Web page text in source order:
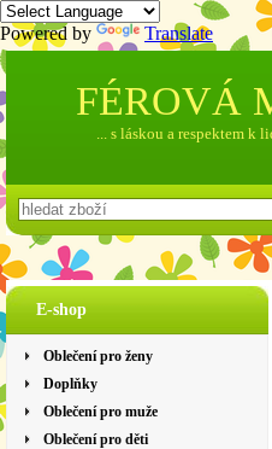
Powered by Translate
E-shop
Oblečení pro ženy
Doplňky
Oblečení pro muže
Oblečení pro děti
FÉROVÁ
... s láskou a respektem k